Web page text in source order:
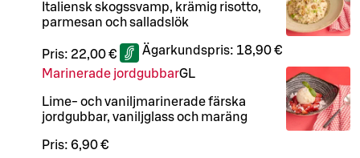
Italiensk skogssvamp, krämig risotto,
parmesan och salladslök
Pris: 22,00 € Ägarkundspris: 18,90 €
Marinerade jordgubbarGL
Lime- och vaniljmarinerade färska
jordgubbar, vaniljglass och maräng
Pris: 6,90 €